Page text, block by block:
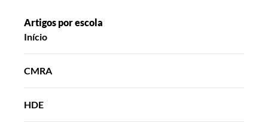
Artigos por escola
Início
CMRA
HDE